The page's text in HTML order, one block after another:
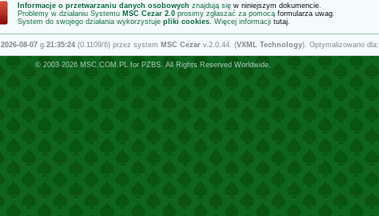
Informacje o przetwarzaniu danych osobowych znajdują się w niniejszym dokumencie.
Problemy w działaniu Systemu MSC Cezar 2.0 prosimy zgłaszać za pomocą formularza uwag.
System do swojego działania wykorzystuje pliki cookies. Więcej informacji tutaj.
2026-08-07g.21:35:24(0.1109/6) przez system MSC Cezarv.2.0.44. (VXML Technology). Optymalizowano dla:
© 2003-2026 MSC.COM.PLfor PZBS. All Rights Reserved Worldwide.